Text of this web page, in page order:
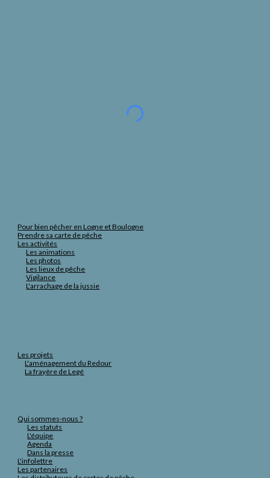
Pour bien pêcher en Logne et Boulogne
Prendre sa carte de pêche
Les activités
Les animations
Les photos
Les lieux de pêche
Vigilance
L'arrachage de la jussie
Les projets
L'aménagement du Redour
La frayère de Legé
Qui sommes-nous ?
Les statuts
L'équipe
Agenda
Dans la presse
L'infolettre
Les partenaires